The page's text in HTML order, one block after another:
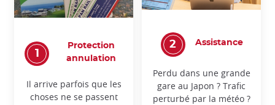
Protection
annulation
Il arrive parfois que les
choses ne se passent
Assistance
Perdu dans une grande
gare au Japon ? Trafic
perturbé par la météo ?